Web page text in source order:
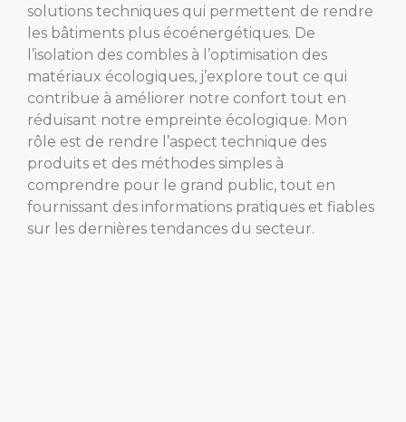
solutions techniques qui permettent de rendre
les bâtiments plus écoénergétiques. De
l’isolation des combles à l’optimisation des
matériaux écologiques, j’explore tout ce qui
contribue à améliorer notre confort tout en
réduisant notre empreinte écologique. Mon
rôle est de rendre l’aspect technique des
produits et des méthodes simples à
comprendre pour le grand public, tout en
fournissant des informations pratiques et fiables
sur les dernières tendances du secteur.